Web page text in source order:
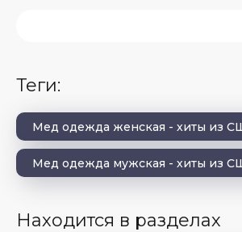
теги:
Мед одежда женская - хиты из
Мед одежда мужская - хиты из
Находится в разделах